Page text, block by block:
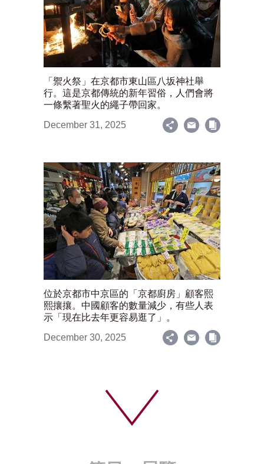
「禦火祭」在京都市東山區八坂神社舉
行。這是京都傳統的新年習俗，人們會將
一條繫著聖火的繩子帶回家。
December 31, 2025
位於京都市中京區的「京都廚房」顧客熙
熙攘攘。中國顧客的數量減少，有些人表
示「現在比去年更容易逛了」。
December 30, 2025